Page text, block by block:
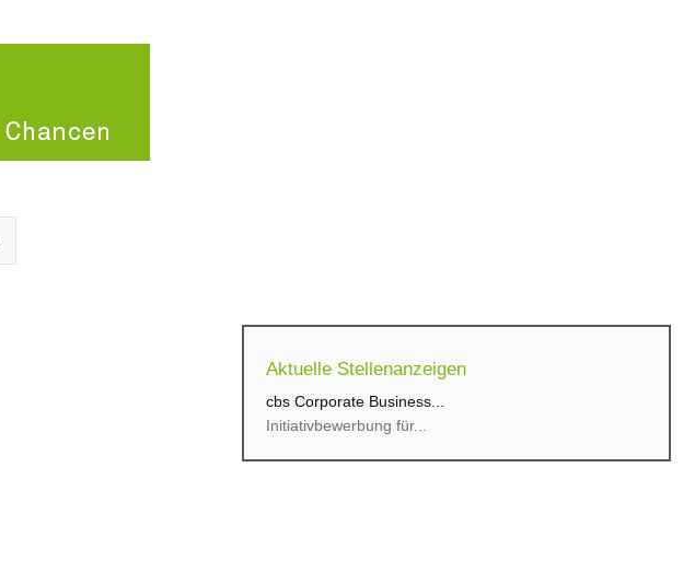
Aktuelle Stellenanzeigen
cbs Corporate Business...
Initiativbewerbung für...